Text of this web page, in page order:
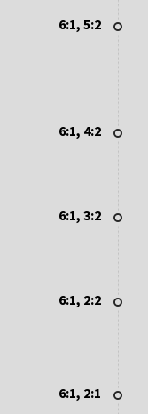
6:1, 5:2
6:1, 4:2
6:1, 3:2
6:1, 2:2
6:1, 2:1